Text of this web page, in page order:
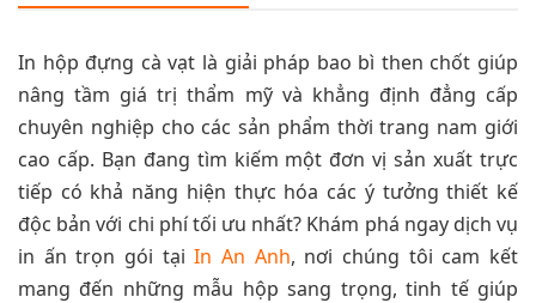
In hộp đựng cà vạt là giải pháp bao bì then chốt giúp
nâng tầm giá trị thẩm mỹ và khẳng định đẳng cấp
chuyên nghiệp cho các sản phẩm thời trang nam giới
cao cấp. Bạn đang tìm kiếm một đơn vị sản xuất trực
tiếp có khả năng hiện thực hóa các ý tưởng thiết kế
độc bản với chi phí tối ưu nhất? Khám phá ngay dịch vụ
in ấn trọn gói tạiIn An Anh, nơi chúng tôi cam kết
mang đến những mẫu hộp sang trọng, tinh tế giúp